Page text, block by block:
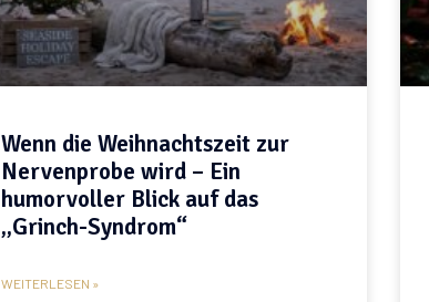
Wenn die Weihnachtszeit zur
Nervenprobe wird – Ein
humorvoller Blick auf das
„Grinch-Syndrom“
WEITERLESEN »